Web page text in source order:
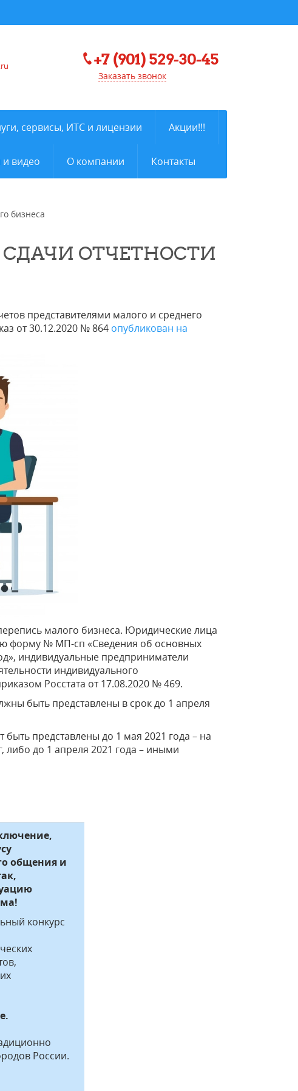
+7 (901) 529-30-45
Заказать звонок
сервисы, ИТС и лицензии Акции!!!
видео О компании Контакты
бизнеса
ОТЧЕТНОСТИ
представителями малого и среднего
от 30.12.2020 № 864 опубликован на
малого бизнеса. Юридические лица
форму № МП-сп «Сведения об основных
индивидуальные предприниматели
индивидуального
Росстата от 17.08.2020 № 469.
быть представлены в срок до 1 апреля
представлены до 1 мая 2021 года – на
либо до 1 апреля 2021 года – иными
общения и
конкурс
России.